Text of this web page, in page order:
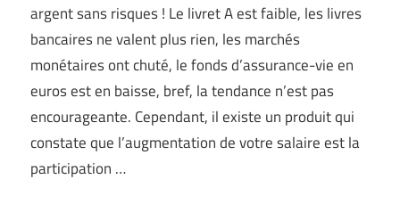
argent sans risques ! Le livret A est faible, les livres
bancaires ne valent plus rien, les marchés
monétaires ont chuté, le fonds d’assurance-vie en
euros est en baisse, bref, la tendance n’est pas
encourageante. Cependant, il existe un produit qui
constate que l’augmentation de votre salaire est la
participation …